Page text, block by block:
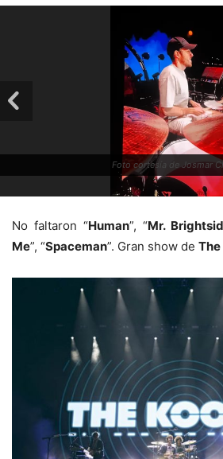
Foto cortesía de Josmar
No faltaron “Human”, “Mr.
Me”, “Spaceman”. Gran show de